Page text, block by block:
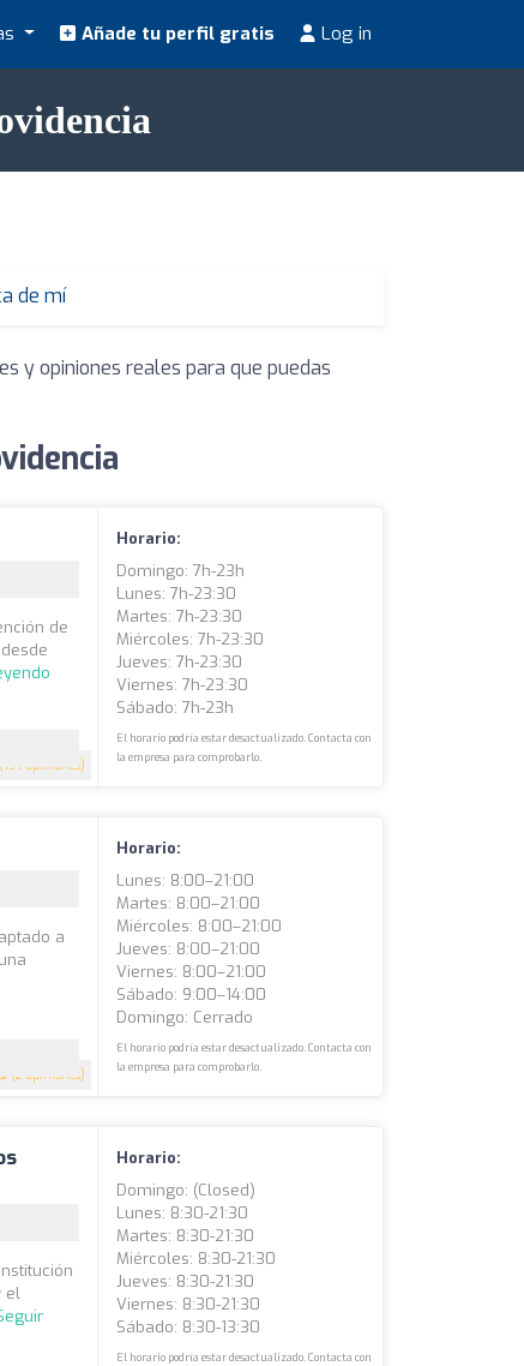
Añade tu perfil gratis Log in
de mí
y opiniones reales para que puedas
(197 opiniones)
de
Horario:
Domingo: 7h-23h
Lunes: 7h-23:30
Martes: 7h-23:30
Miércoles: 7h-23:30
Jueves: 7h-23:30
Viernes: 7h-23:30
Sábado: 7h-23h
El horario podría estar desactualizado. Contacta con
la empresa para comprobarlo.
5 (2 opiniones)
a
Horario:
Lunes: 8:00–21:00
Martes: 8:00–21:00
Miércoles: 8:00–21:00
Jueves: 8:00–21:00
Viernes: 8:00–21:00
Sábado: 9:00–14:00
Domingo: Cerrado
El horario podría estar desactualizado. Contacta con
la empresa para comprobarlo.
el
Horario:
Domingo: (closed)
Lunes: 8:30-21:30
Martes: 8:30-21:30
Miércoles: 8:30-21:30
Jueves: 8:30-21:30
Viernes: 8:30-21:30
Sábado: 8:30-13:30
El horario podría estar desactualizado. Contacta con